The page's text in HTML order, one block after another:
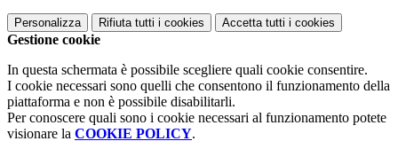
Personalizza Rifiuta tutti i cookies Accetta tutti i cookies
Gestione cookie
In questa schermata è possibile scegliere quali cookie consentire.
I cookie necessari sono quelli che consentono il funzionamento della
piattaforma e non è possibile disabilitarli.
Per conoscere quali sono i cookie necessari al funzionamento potete
visionare la COOKIE POLICY.